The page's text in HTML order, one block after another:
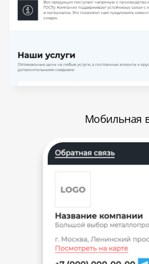
Мобильная